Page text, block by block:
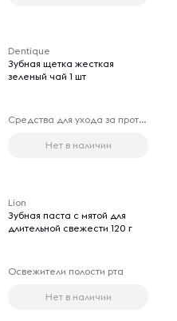
Dentique
Зубная щетка жесткая
зеленый чай 1 шт
Средства для ухода за протезами
Нет в наличии
Lion
Зубная паста с мятой для
длительной свежести 120 г
Освежители полости рта
Нет в наличии